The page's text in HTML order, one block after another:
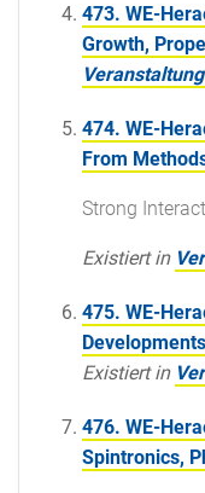
473. WE-
Growth,
474. WE-
From
Strong
Existiert in
475. WE-
Existiert in
476. WE-
Spintronics,